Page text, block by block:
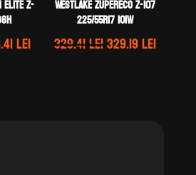
Z-
leiPrețul
WestLake ZUPERECO Z-107
225/55R17 101W
329.41leiPrețul
329.19leiPrețul